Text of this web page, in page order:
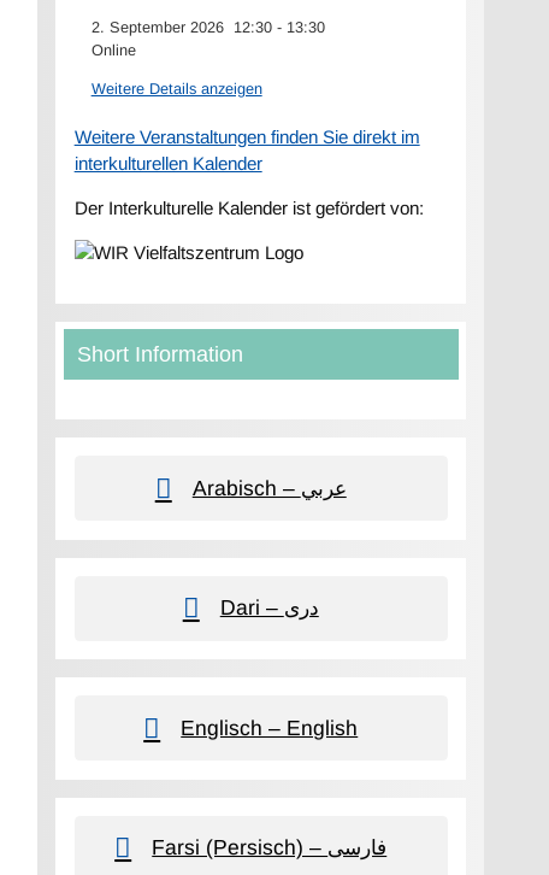
2. September 2026 12:30- 13:30
Online
Weitere Details anzeigen
Weitere Veranstaltungen finden Sie direkt im
interkulturellen Kalender
Der Interkulturelle Kalender ist gefördert von:
Short Information
Arabisch – عربي
Dari – دری
Englisch – English
Farsi (Persisch) – فارسی